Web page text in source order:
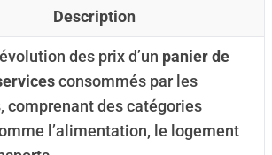
Description
des prix d’un panier de
consommés par les
comprenant des catégories
l’alimentation, le logement